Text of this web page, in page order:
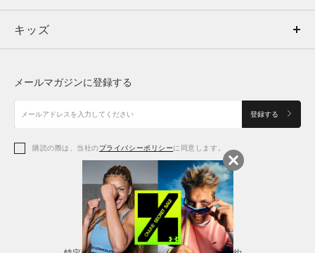
キッズ
アクセサリー
ボトムス
アクセサリー
トップス
シューズ
アクセサリー
レギンス＆タイツ
キッズ
シューズ
メールマガジンに登録する
登録する
購読の際は、当社のプライバシーポリシーに同意します。